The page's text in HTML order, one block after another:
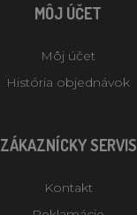
MÔJ ÚČET
Môj účet
História objednávok
ZÁKAZNÍCKY SERVIS
Kontakt